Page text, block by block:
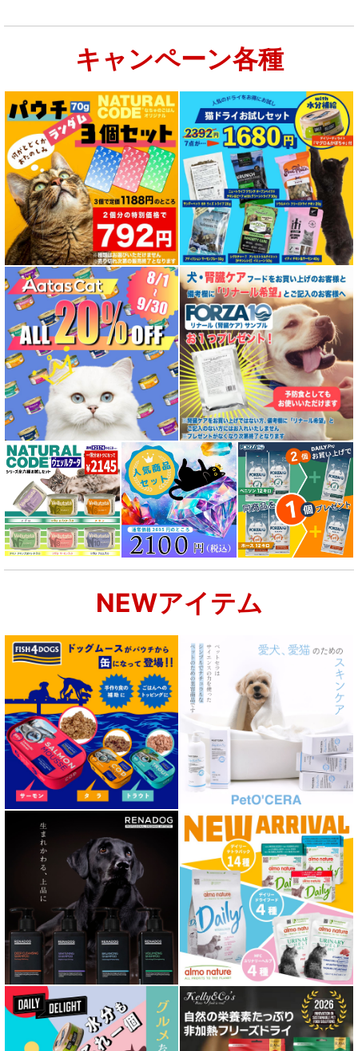
特集：大型犬＆多頭飼い用：セット＆大袋ドッグフード
特集 グリーントライプ（第４胃）とは
特集 フリーズドライ
特集 エアドライフード
特殊製法のドッグフード
特殊製法のキャットフード
全年齢対応 フード for DOG
パピー用 フード for DOG
成犬用 フード for DOG
シニア犬用フード for DOG
食物アレルギー対応 ドッグフード
腎臓ケア対応ドッグフード
肝臓ケア対応ドッグフード
肥満ケア対応 フード for DOG
泌尿器ケア対応 フード for DOG
胃腸ケア対応 フード for DOG
口腔内・喉ケア対応商品 犬用
心臓ケア対応ドッグフード
皮膚・被毛ケア対応 フード for DOG
低脂肪 ドライフード for DOG
キャンペーン各種
NEWアイテム